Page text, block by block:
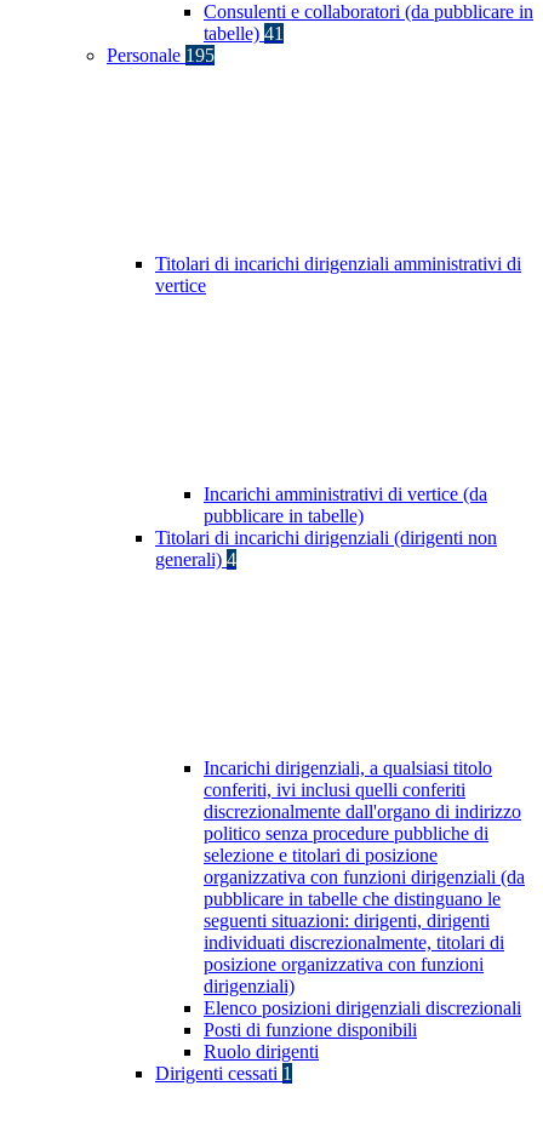
Consulenti e collaboratori (da pubblicare in
tabelle) 41
Personale 195
Titolari di incarichi dirigenziali amministrativi di
vertice
Incarichi amministrativi di vertice (da
pubblicare in tabelle)
Titolari di incarichi dirigenziali (dirigenti non
generali) 4
Incarichi dirigenziali, a qualsiasi titolo
conferiti, ivi inclusi quelli conferiti
discrezionalmente dall'organo di indirizzo
politico senza procedure pubbliche di
selezione e titolari di posizione
organizzativa con funzioni dirigenziali (da
pubblicare in tabelle che distinguano le
seguenti situazioni: dirigenti, dirigenti
individuati discrezionalmente, titolari di
posizione organizzativa con funzioni
dirigenziali)
Elenco posizioni dirigenziali discrezionali
Posti di funzione disponibili
Ruolo dirigenti
Dirigenti cessati 1